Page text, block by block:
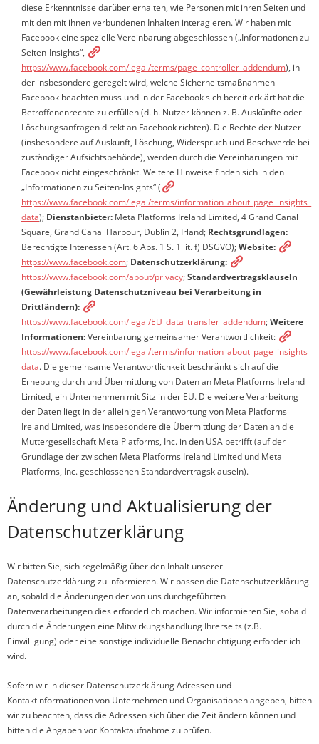
diese Erkenntnisse darüber erhalten, wie Personen mit ihren Seiten und
mit den mit ihnen verbundenen Inhalten interagieren. Wir haben mit
Facebook eine spezielle Vereinbarung abgeschlossen („Informationen zu
Seiten-Insights“,
https://www.facebook.com/legal/terms/page_controller_addendum), in
der insbesondere geregelt wird, welche Sicherheitsmaßnahmen
Facebook beachten muss und in der Facebook sich bereit erklärt hat die
Betroffenenrechte zu erfüllen (d. h. Nutzer können z. B. Auskünfte oder
Löschungsanfragen direkt an Facebook richten). Die Rechte der Nutzer
(insbesondere auf Auskunft, Löschung, Widerspruch und Beschwerde bei
zuständiger Aufsichtsbehörde), werden durch die Vereinbarungen mit
Facebook nicht eingeschränkt. Weitere Hinweise finden sich in den
„Informationen zu Seiten-Insights“ (
https://www.facebook.com/legal/terms/information_about_page_insights_
data); Dienstanbieter: Meta Platforms Ireland Limited, 4 Grand Canal
Square, Grand Canal Harbour, Dublin 2, Irland; Rechtsgrundlagen:
Berechtigte Interessen (Art. 6 Abs. 1 S. 1 lit. f) DSGVO);Website:
https://www.facebook.com; Datenschutzerklärung:
https://www.facebook.com/about/privacy;Standardvertragsklauseln
(Gewährleistung Datenschutzniveau bei Verarbeitung in
Drittländern):
https://www.facebook.com/legal/EU_data_transfer_addendum;Weitere
Informationen:Vereinbarung gemeinsamer Verantwortlichkeit:
https://www.facebook.com/legal/terms/information_about_page_insights_
data. Die gemeinsame Verantwortlichkeit beschränkt sich auf die
Erhebung durch und Übermittlung von Daten an Meta Platforms Ireland
Limited, ein Unternehmen mit Sitz in der EU. Die weitere Verarbeitung
der Daten liegt in der alleinigen Verantwortung von Meta Platforms
Ireland Limited, was insbesondere die Übermittlung der Daten an die
Muttergesellschaft Meta Platforms, Inc. in den USA betrifft (auf der
Grundlage der zwischen Meta Platforms Ireland Limited und Meta
Platforms, Inc. geschlossenen Standardvertragsklauseln).
Änderung und Aktualisierung der
Datenschutzerklärung
Wir bitten Sie, sich regelmäßig über den Inhalt unserer
Datenschutzerklärung zu informieren. Wir passen die Datenschutzerklärung
an, sobald die Änderungen der von uns durchgeführten
Datenverarbeitungen dies erforderlich machen. Wir informieren Sie, sobald
durch die Änderungen eine Mitwirkungshandlung Ihrerseits (z.B.
Einwilligung) oder eine sonstige individuelle Benachrichtigung erforderlich
wird.
Sofern wir in dieser Datenschutzerklärung Adressen und
Kontaktinformationen von Unternehmen und Organisationen angeben, bitten
wir zu beachten, dass die Adressen sich über die Zeit ändern können und
bitten die Angaben vor Kontaktaufnahme zu prüfen.